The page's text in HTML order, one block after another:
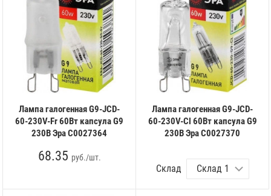
Лампа галогенная G9-JCD-
60-230V-Fr 60Вт капсула G9
230В Эра C0027364
68.35 руб./шт.
Лампа галогенная G9-JCD-
60-230V-Cl 60Вт капсула G9
230В Эра C0027370
Склад